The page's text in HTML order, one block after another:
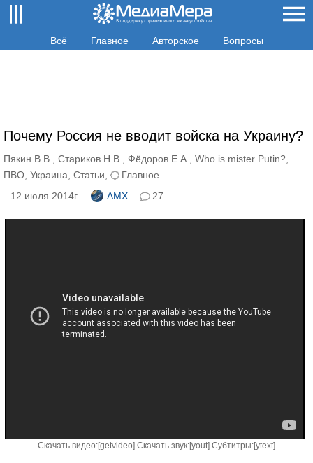
Всё Главное Авторское Вопросы
Почему Россия не вводит войска на Украину?
Пякин В.В. Стариков Н.В. Фёдоров Е.А. Who is mister Putin?
ПВО Украина Статьи
Главное
12 июля 2014г.
AMX 27
Скачать видео:[getvideo] Скачать звук:[yout] Субтитры:[ytext]